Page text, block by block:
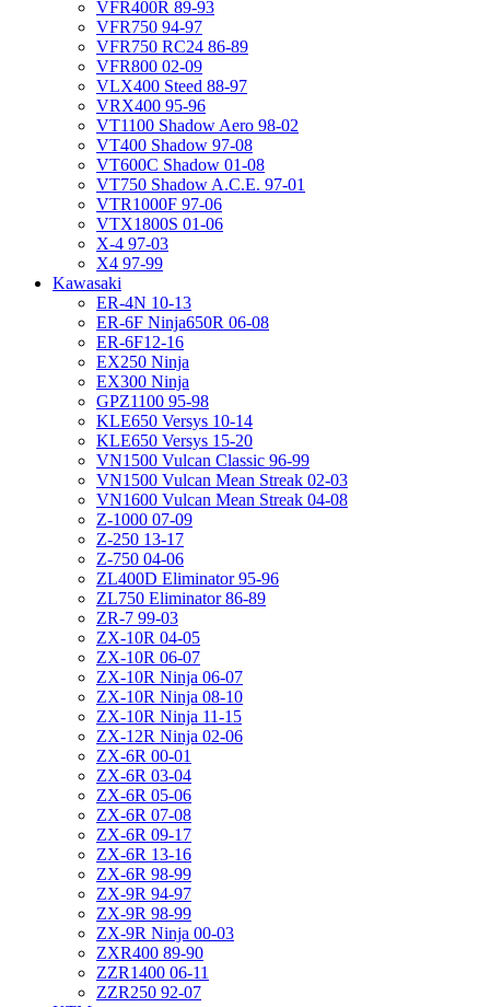
VFR400R 89-93
VFR750 94-97
VFR750 RC24 86-89
VFR800 02-09
VLX400 Steed 88-97
VRX400 95-96
VT1100 Shadow Aero 98-02
VT400 Shadow 97-08
VT600C Shadow 01-08
VT750 Shadow A.C.E. 97-01
VTR1000F 97-06
VTX1800S 01-06
X-4 97-03
X4 97-99
Kawasaki
ER-4N 10-13
ER-6F Ninja650R 06-08
ER-6F12-16
EX250 Ninja
EX300 Ninja
GPZ1100 95-98
KLE650 Versys 10-14
KLE650 Versys 15-20
VN1500 Vulcan Classic 96-99
VN1500 Vulcan Mean Streak 02-03
VN1600 Vulcan Mean Streak 04-08
Z-1000 07-09
Z-250 13-17
Z-750 04-06
ZL400D Eliminator 95-96
ZL750 Eliminator 86-89
ZR-7 99-03
ZX-10R 04-05
ZX-10R 06-07
ZX-10R Ninja 06-07
ZX-10R Ninja 08-10
ZX-10R Ninja 11-15
ZX-12R Ninja 02-06
ZX-6R 00-01
ZX-6R 03-04
ZX-6R 05-06
ZX-6R 07-08
ZX-6R 09-17
ZX-6R 13-16
ZX-6R 98-99
ZX-9R 94-97
ZX-9R 98-99
ZX-9R Ninja 00-03
ZXR400 89-90
ZZR1400 06-11
ZZR250 92-07